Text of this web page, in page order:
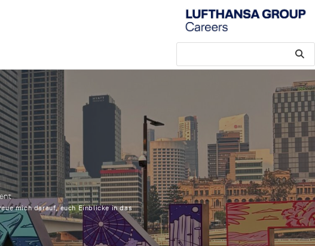
mich darauf, euch Einblicke in das